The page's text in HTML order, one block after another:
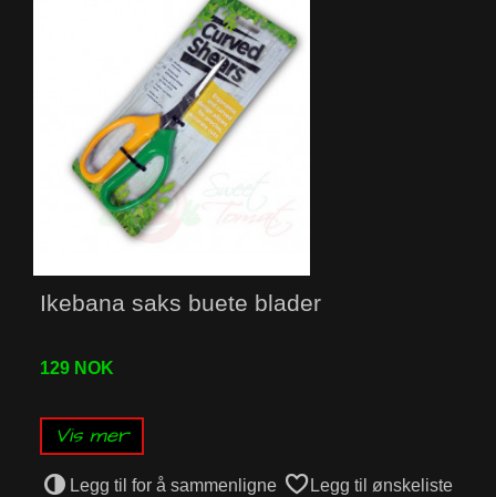
Ikebana saks buete blader
129 NOK
Vis mer
Legg til for å sammenligne Legg til ønskeliste